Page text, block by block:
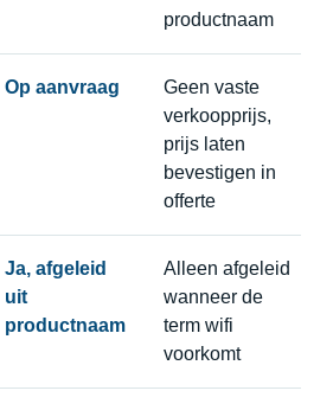
productnaam
Op aanvraag
Geen vaste
verkoopprijs,
prijs laten
bevestigen in
offerte
Ja, afgeleid
uit
productnaam
Alleen afgeleid
wanneer de
term wifi
voorkomt